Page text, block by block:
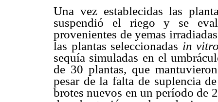
Una vez establecidas las
suspendió el riego y se
provenientes de yemas
las plantas seleccionadas in
sequía simuladas en el
de 30 plantas, que
pesar de la falta de suplencia
brotes nuevos en un período de